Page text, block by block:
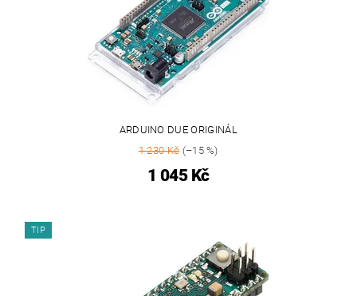
ARDUINO DUE ORIGINÁL
1 230 Kč(–15 %)
1 045 Kč
TIP